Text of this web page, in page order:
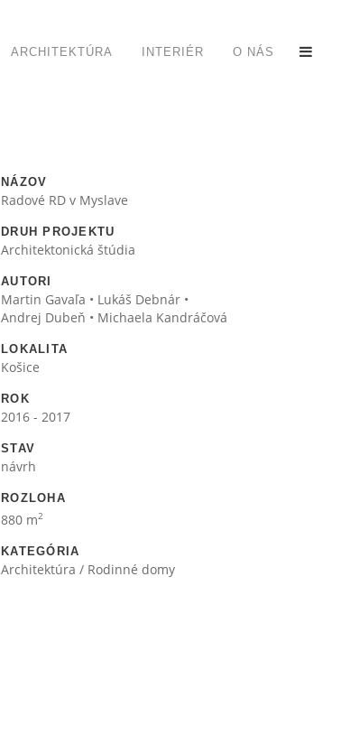
ARCHITEKTÚRA INTERIÉR O NÁS
NÁZOV
Radové RD v Myslave
DRUH PROJEKTU
Architektonická štúdia
AUTORI
Martin Gavaľa • Lukáš Debnár •
Andrej Dubeň • Michaela Kandráčová
LOKALITA
Košice
ROK
2016 - 2017
STAV
návrh
ROZLOHA
880 m2
KATEGÓRIA
Architektúra / Rodinné domy